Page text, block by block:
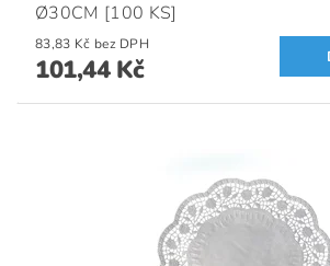
Ø30CM [100 KS]
83,83 Kč bez DPH
101,44 Kč